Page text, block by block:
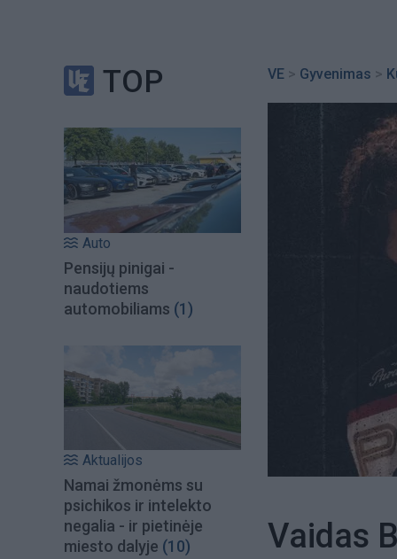
TOP
Auto
Pensijų pinigai -
naudotiems
automobiliams (1)
Aktualijos
Namai žmonėms su
psichikos ir intelekto
negalia - ir pietinėje
miesto dalyje (10)
VE > Gyvenimas >
Vaidas